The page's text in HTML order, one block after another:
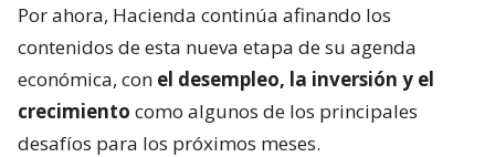
Por ahora, Hacienda continúa afinando los
contenidos de esta nueva etapa de su agenda
económica, con el desempleo, la inversión y el
crecimiento como algunos de los principales
desafíos para los próximos meses.